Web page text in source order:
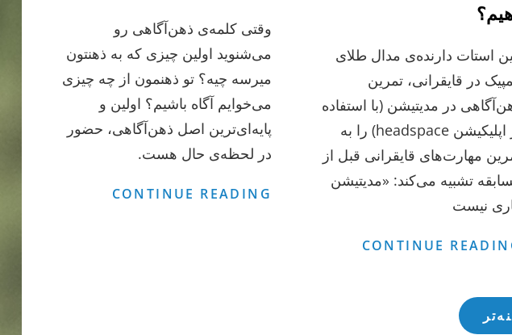
وقتی کلمه‌ی ذهن‌آگاهی رو
می‌شنوید اولین چیزی که به ذهنتون
میرسه چیه؟ تو ذهنمون از چه چیزی
می‌خوایم آگاه باشیم؟ اولین و
پایه‌ای‌ترین اصل ذهن‌آگاهی، حضور
در لحظه‌ی حال هست.
CONTINUE READING
استات دارنده‌ی مدال طلای
در قایقرانی، تمرین
در مدیتیشن (با استفاده
از اپلیکیشن headspace) را به
مهارت‌های قایقرانی قبل از
تشبیه می‌کند: «مدیتیشن
نیست
CONTINUE